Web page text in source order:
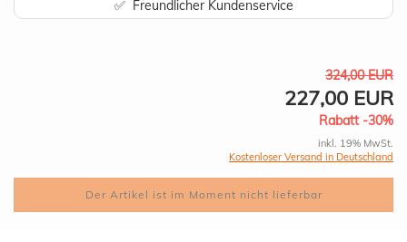
✅ Freundlicher Kundenservice
324,00 EUR
227,00 EUR
Rabatt -30%
inkl. 19% MwSt.
Kostenloser Versand in Deutschland